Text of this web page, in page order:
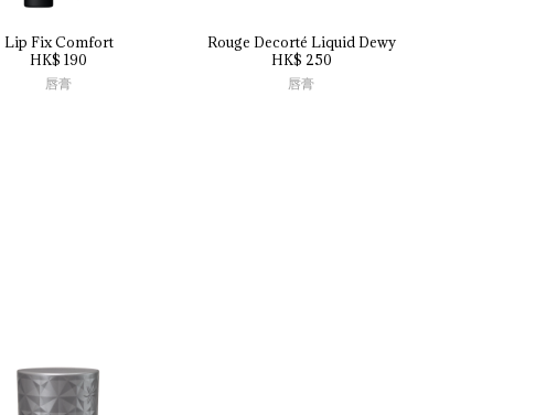
Lip Fix Comfort
HK$ 190
唇膏
Rouge Decorté Liquid Dewy
HK$ 250
唇膏